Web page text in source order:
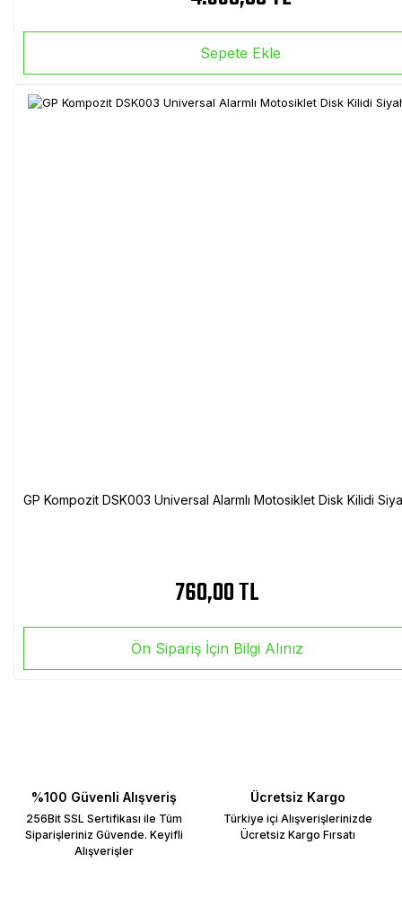
Sepete Ekle
GP Kompozit DSK003 Universal Alarmlı Motosiklet Disk Kilidi
760,00 TL
Ön Sipariş İçin Bilgi Alınız
%100 Güvenli Alışveriş
256Bit SSL Sertifikası ile Tüm
Siparişleriniz Güvende. Keyifli
Alışverişler
Ücretsiz Kargo
Türkiye içi Alışverişlerinizde
Ücretsiz Kargo Fırsatı